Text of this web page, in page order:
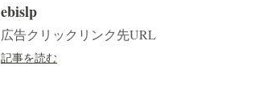
ebislp
広告クリックリンク先URL
記事を読む